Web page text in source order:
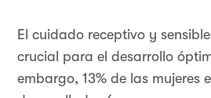
El cuidado receptivo y
crucial para el desarrollo
embargo, 13% de las mujeres